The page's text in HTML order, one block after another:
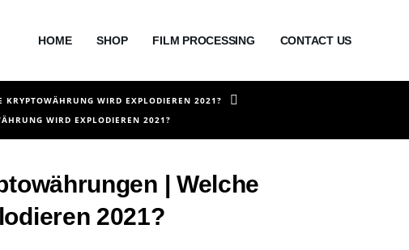
HOME SHOP FILM PROCESSING CONTACT US
WIRD EXPLODIEREN 2021?
WIRD EXPLODIEREN 2021?
| Welche
2021?